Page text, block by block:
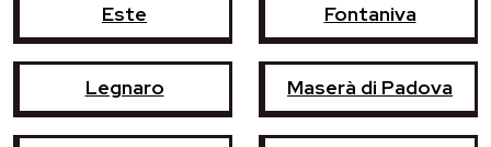
Este Fontaniva
Legnaro Maserà di Padova